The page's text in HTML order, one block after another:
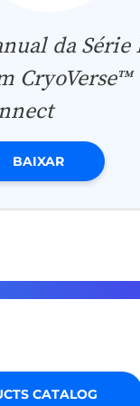
da Série
CryoVerse™
BAIXAR
CATALOG